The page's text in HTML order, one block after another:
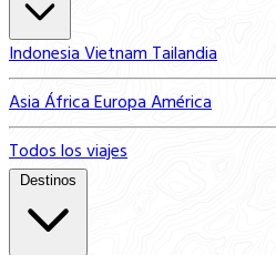
IndonesiaVietnamTailandia
AsiaÁfricaEuropaAmérica
Todos los viajes